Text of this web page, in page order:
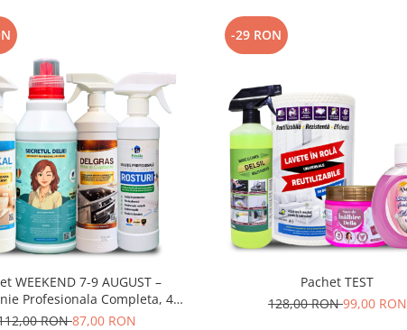
WEEKEND 7-9 AUGUST –
Profesionala Completa, 4
Produse
RON87,00 RON
-29 RON
Pachet TEST
128,00 RON99,00 RON